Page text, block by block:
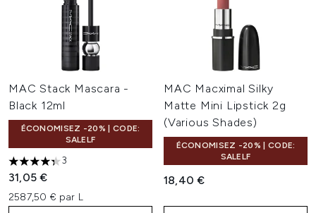
MAC Stack Mascara -
Black 12ml
ÉCONOMISEZ -20% | CODE:
SALELF
4.33 étoiles sur un maximum de 5
3
31,05 €
2587,50 € par L
MAC Macximal Silky
Matte Mini Lipstick 2g
(Various Shades)
ÉCONOMISEZ -20% | CODE:
SALELF
18,40 €